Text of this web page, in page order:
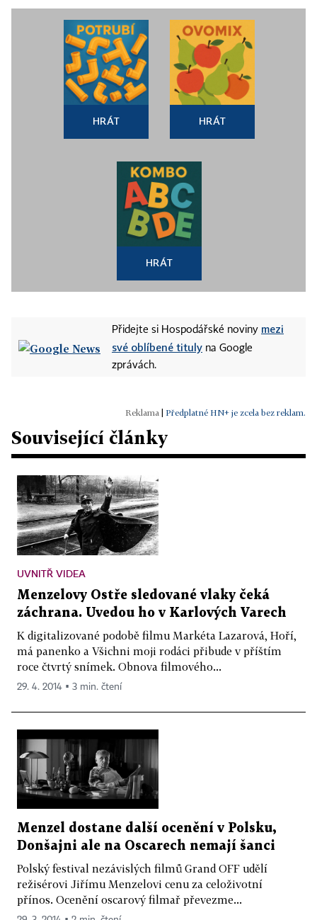
HRÁT HRÁT
HRÁT
Přidejte si Hospodářské noviny mezi
své oblíbené tituly na Google
zprávách.
Předplatné HN+ je zcela bez reklam.
Související články
UVNITŘ VIDEA
Menzelovy Ostře sledované vlaky čeká
záchrana. Uvedou ho v Karlových Varech
K digitalizované podobě filmu Markéta Lazarová, Hoří,
má panenko a Všichni moji rodáci přibude v příštím
roce čtvrtý snímek. Obnova filmového...
29. 4. 2014 ▪ 3 min. čtení
Menzel dostane další ocenění v Polsku,
Donšajni ale na Oscarech nemají šanci
Polský festival nezávislých filmů Grand OFF udělí
režisérovi Jiřímu Menzelovi cenu za celoživotní
přínos. Ocenění oscarový filmař převezme...